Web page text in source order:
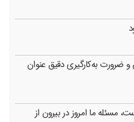
ضرورت به‌کارگیری دقیق عنوان
مسئله ما امروز در بیرون از